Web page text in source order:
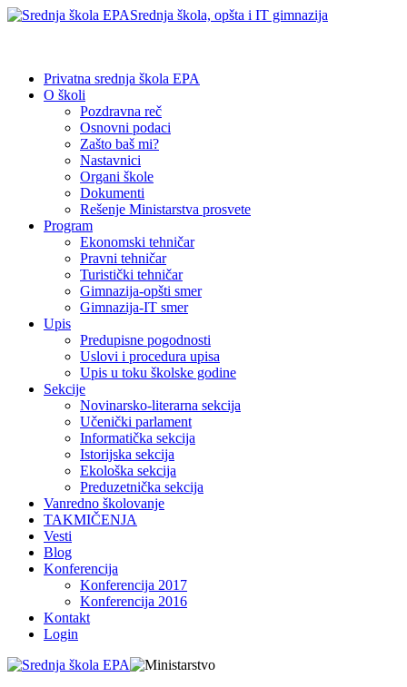
Srednja škola, opšta i IT gimnazija
Privatna srednja škola EPA
O školi
Pozdravna reč
Osnovni podaci
Zašto baš mi?
Nastavnici
Organi škole
Dokumenti
Rešenje Ministarstva prosvete
Program
Ekonomski tehničar
Pravni tehničar
Turistički tehničar
Gimnazija-opšti smer
Gimnazija-IT smer
Upis
Predupisne pogodnosti
Uslovi i procedura upisa
Upis u toku školske godine
Sekcije
Novinarsko-literarna sekcija
Učenički parlament
Informatička sekcija
Istorijska sekcija
Ekološka sekcija
Preduzetnička sekcija
Vanredno školovanje
TAKMIČENJA
Vesti
Blog
Konferencija
Konferencija 2017
Konferencija 2016
Kontakt
Login